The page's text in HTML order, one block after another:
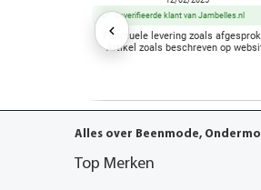
Geverifieerde klant van Jambelles.nl
Punctuele levering zoals
Artikel zoals beschreven op
Alles over Beenmode,
Top Merken